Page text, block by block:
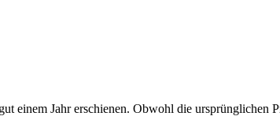
einem Jahr erschienen. Obwohl die ursprünglichen